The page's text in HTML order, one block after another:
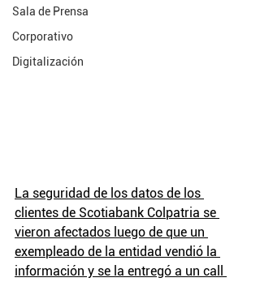
Sala de Prensa
Corporativo
Digitalización
La seguridad de los datos de los
clientes de Scotiabank Colpatria se
vieron afectados luego de que un
exempleado de la entidad vendió la
información y se la entregó a un call